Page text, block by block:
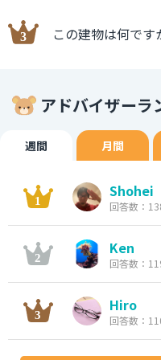
この建物は何で
アドバイザーラ
週間 月間
Shohei
回答数：
Ken
回答数：
Hiro
回答数：